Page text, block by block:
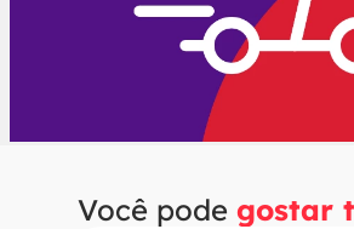
Você pode gostar